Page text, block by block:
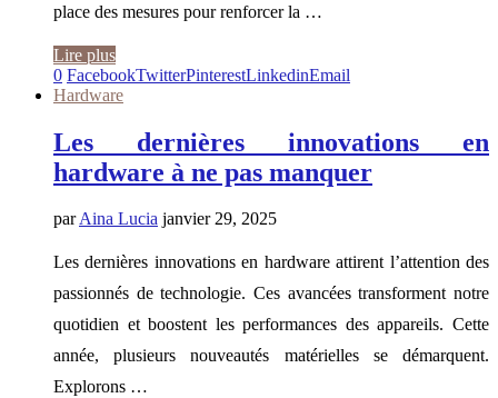
place des mesures pour renforcer la …
Lire plus
0 FacebookTwitterPinterestLinkedinEmail
Hardware
Les dernières innovations en
hardware à ne pas manquer
parAina Lucia janvier 29, 2025
Les dernières innovations en hardware attirent l’attention des
passionnés de technologie. Ces avancées transforment notre
quotidien et boostent les performances des appareils. Cette
année, plusieurs nouveautés matérielles se démarquent.
Explorons …